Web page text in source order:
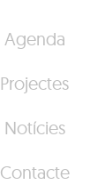
Agenda
Projectes
Notícies
Contacte